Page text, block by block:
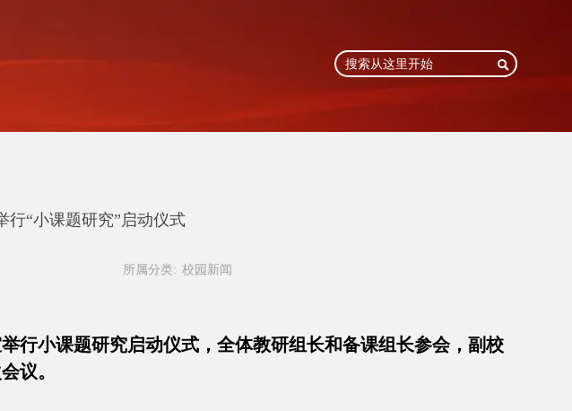

行“小课题研究”启动仪式
所属分类: 校园新闻
行小课题研究启动仪式，全体教研组长和备课组长参会，副校
议。